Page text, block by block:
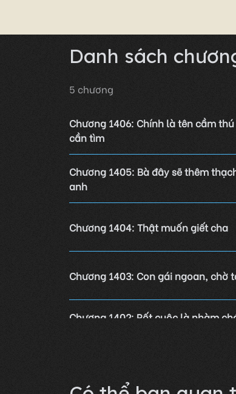
Danh sách
5 chương
Chương 1406: Chính là tên cầm
cần tìm
Chương 1405: Bà đây sẽ thêm
anh
Chương 1404: Thật muốn giết cha
Chương 1403: Con gái ngoan, chờ
Chương 1402: Rốt cuộc là nhàm